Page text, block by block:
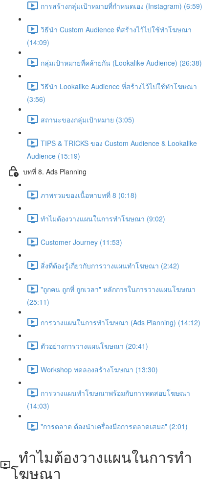
การสร้างกลุ่มเป้าหมายที่กำหนดเอง (Instagram) (6:59)
วิธีนำ Custom Audience ที่สร้างไว้ไปใช้ทำโฆษณา
(14:09)
กลุ่มเป้าหมายที่คล้ายกัน (Lookalike Audience) (26:38)
วิธีนำ Lookalike Audience ที่สร้างไว้ไปใช้ทำโฆษณา
(3:56)
สถานะของกลุ่มเป้าหมาย (3:05)
TIPS & TRICKS ของ Custom Audience & Lookalike
Audience (15:19)
บทที่ 8. Ads Planning
ภาพรวมของเนื้อหาบทที่ 8 (0:18)
ทำไมต้องวางแผนในการทำโฆษณา (9:02)
Customer Journey (11:53)
สิ่งที่ต้องรู้เกี่ยวกับการวางแผนทำโฆษณา (2:42)
"ถูกคน ถูกที่ ถูกเวลา" หลักการในการวางแผนโฆษณา
(25:11)
การวางแผนในการทำโฆษณา (Ads Planning) (14:12)
ตัวอย่างการวางแผนโฆษณา (20:41)
Workshop ทดลองสร้างโฆษณา (13:30)
การวางแผนทำโฆษณาพร้อมกับการทดสอบโฆษณา
(14:03)
"การตลาด ต้องนำเครื่องมือการตลาดเสมอ" (2:01)
ทำไมต้องวางแผนในการทำ
โฆษณา